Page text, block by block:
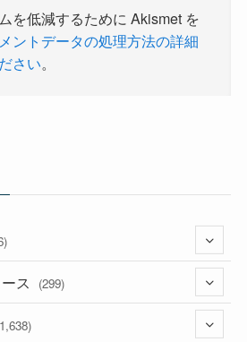
を低減するために Akismet を
ントデータの処理方法の詳細
さい。
ス (299)